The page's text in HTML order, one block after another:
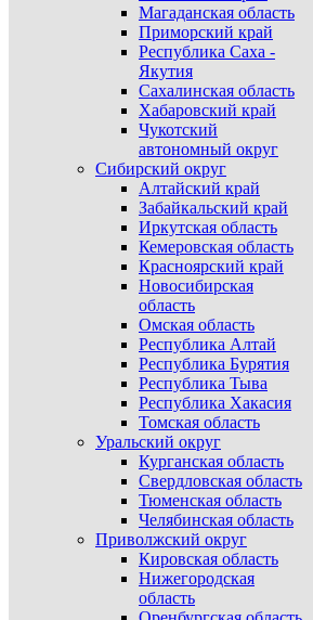
Магаданская область
Приморский край
Республика Саха -
Якутия
Сахалинская область
Хабаровский край
Чукотский
автономный округ
Сибирский округ
Алтайский край
Забайкальский край
Иркутская область
Кемеровская область
Красноярский край
Новосибирская
область
Омская область
Республика Алтай
Республика Бурятия
Республика Тыва
Республика Хакасия
Томская область
Уральский округ
Курганская область
Свердловская область
Тюменская область
Челябинская область
Приволжский округ
Кировская область
Нижегородская
область